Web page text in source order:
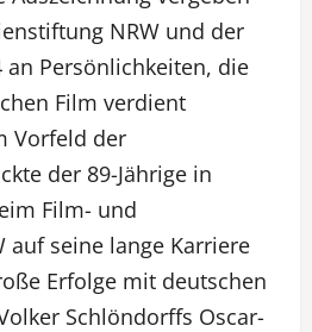
NRW und der
an Persönlichkeiten, die
Film verdient
Vorfeld der
der 89-Jährige in
Film- und
auf seine lange Karriere
Erfolge mit deutschen
Schlöndorffs Oscar-